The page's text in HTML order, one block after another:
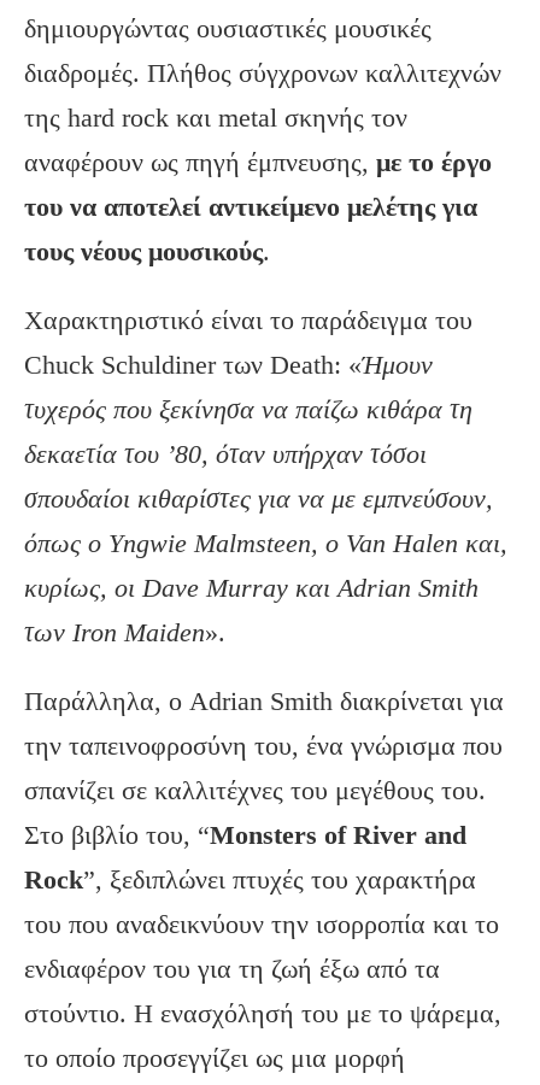
δημιουργώντας ουσιαστικές μουσικές
διαδρομές. Πλήθος σύγχρονων καλλιτεχνών
της hard rock και metal σκηνής τον
αναφέρουν ως πηγή έμπνευσης, με το έργο
του να αποτελεί αντικείμενο μελέτης για
τους νέους μουσικούς.
Χαρακτηριστικό είναι το παράδειγμα του
Chuck Schuldiner των Death: «Ήμουν
τυχερός που ξεκίνησα να παίζω κιθάρα τη
δεκαετία του ’80, όταν υπήρχαν τόσοι
σπουδαίοι κιθαρίστες για να με εμπνεύσουν,
όπως ο Yngwie Malmsteen, ο Van Halen και,
κυρίως, οι Dave Murray και Adrian Smith
των Iron Maiden».
Παράλληλα, ο Adrian Smith διακρίνεται για
την ταπεινοφροσύνη του, ένα γνώρισμα που
σπανίζει σε καλλιτέχνες του μεγέθους του.
Στο βιβλίο του, “Monsters of River and
Rock”, ξεδιπλώνει πτυχές του χαρακτήρα
του που αναδεικνύουν την ισορροπία και το
ενδιαφέρον του για τη ζωή έξω από τα
στούντιο. Η ενασχόλησή του με το ψάρεμα,
το οποίο προσεγγίζει ως μια μορφή